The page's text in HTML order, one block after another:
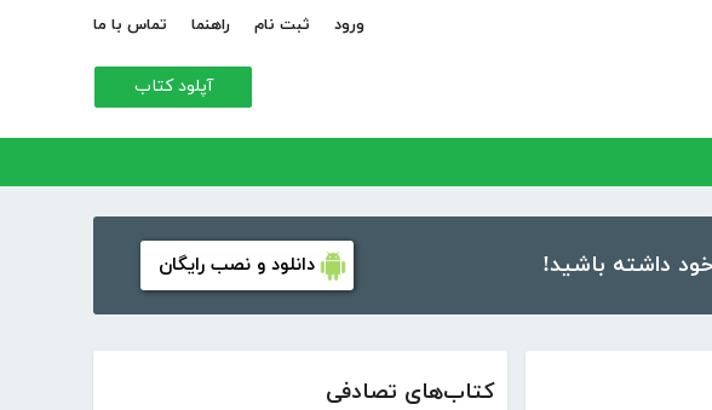
ورود ثبت نام راهنما تماس با ما
آپلود کتاب
دانلود و نصب رایگان
کتاب‌های تصادفی